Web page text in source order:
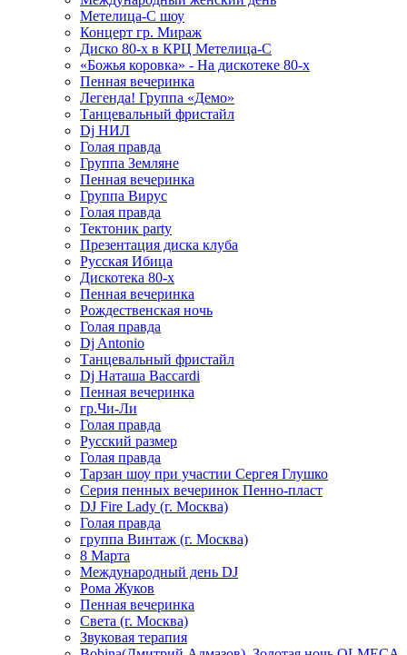
Метелица-С шоу
Концерт гр. Мираж
Диско 80-х в КРЦ Метелица-С
«Божья коровка» - На дискотеке 80-х
Пенная вечеринка
Легенда! Группа «Демо»
Танцевальный фристайл
Dj НИЛ
Голая правда
Группа Земляне
Пенная вечеринка
Группа Вирус
Голая правда
Тектоник party
Презентация диска клуба
Русская Ибица
Дискотека 80-х
Пенная вечеринка
Рождественская ночь
Голая правда
Dj Antonio
Танцевальный фристайл
Dj Наташа Baccardi
Пенная вечеринка
гр.Чи-Ли
Голая правда
Русский размер
Голая правда
Тарзан шоу при участии Сергея Глушко
Серия пенных вечеринок Пенно-пласт
DJ Fire Lady (г. Москва)
Голая правда
группа Винтаж (г. Москва)
8 Марта
Международный день DJ
Рома Жуков
Пенная вечеринка
Света (г. Москва)
Звуковая терапия